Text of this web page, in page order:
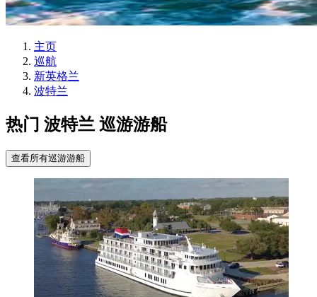
主页
巡航
新英格兰
波特兰
热门 波特兰 巡游游船
查看所有巡游游船